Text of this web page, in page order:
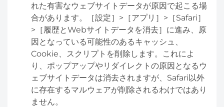
れた有害なウェブサイトデータが原因で起こる場
合があります。［設定］>［アプリ］>［Safari］
>［履歴とWebサイトデータを消去］に進み、原
因となっている可能性のあるキャッシュ、
Cookie、スクリプトを削除します。これによ
り、ポップアップやリダイレクトの原因となるウ
ェブサイトデータは消去されますが、Safari以外
に存在するマルウェアが削除されるわけではあり
ません。